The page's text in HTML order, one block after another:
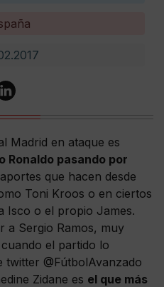
Madrid en ataque es
Ronaldo pasando por
que hacen desde
Toni Kroos o en ciertos
Isco o el propio James.
a Sergio Ramos, muy
el partido lo
twitter @FútbolAvanzado
Zidane es el que más